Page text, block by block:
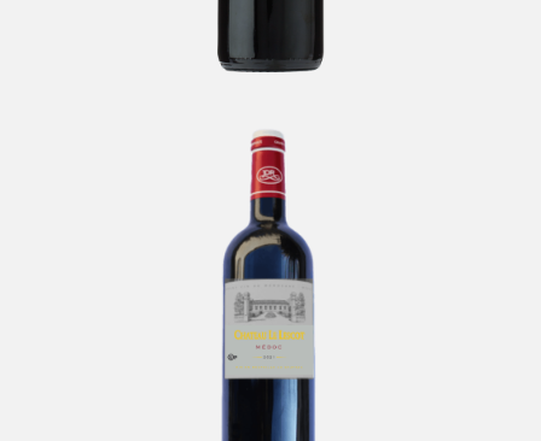
Château Le Lescot
-
Medoc, Moulis en Medoc, Haut Medoc